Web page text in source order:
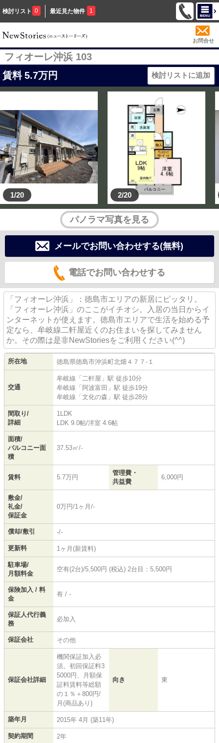
検討リスト 0 最近見た物件 1
お問合せ
フィオーレ沖浜 103
賃料 5.7万円 検討リストに追加
1/20 2/20
パノラマ写真を見る
メールでお問い合わせする(無料)
電話でお問い合わせする
「フィオーレ沖浜」：徳島市エリアの新居にピッタリ。
「フィオーレ沖浜」のここがイチオシ。入居の当日からイ
ンターネットが使えます。徳島市エリアで生活を始める予
定なら、牟岐線二軒屋近くのお住まいを探してみません
か。その際は是非NewStoriesをご利用ください(^^)
所在地 徳島県徳島市沖浜町北畑４７７-１
交通
牟岐線 「 二軒屋 」駅 徒歩10分
牟岐線 「 阿波富田 」駅 徒歩19分
牟岐線 「 文化の森 」駅 徒歩28分
間取り/
詳細
1LDK
LDK 9.0帖/洋室 4.6帖
面積/
バルコニー面
積
37.53㎡/-
賃料 5.7万円
管理費・
共益費
6,000円
敷金/
礼金/
保証金
0万円/1ヶ月/-
償却/敷引 -/-
更新料 1ヶ月(新賃料)
駐車場/
月額料金
空有(2台)/5,500円 (税込) 2台目：5,500円
保険加入 / 料
金
有 / -
保証人代行義
務
必加入
保証会社 その他
保証会社詳細
機関保証加入必
須。初回保証料3
5000円、月額保
証料賃料等総額
の１％＋800円/
月(商品あり)
向き 東
築年月 2015年 4月 (築11年)
契約期間 2年